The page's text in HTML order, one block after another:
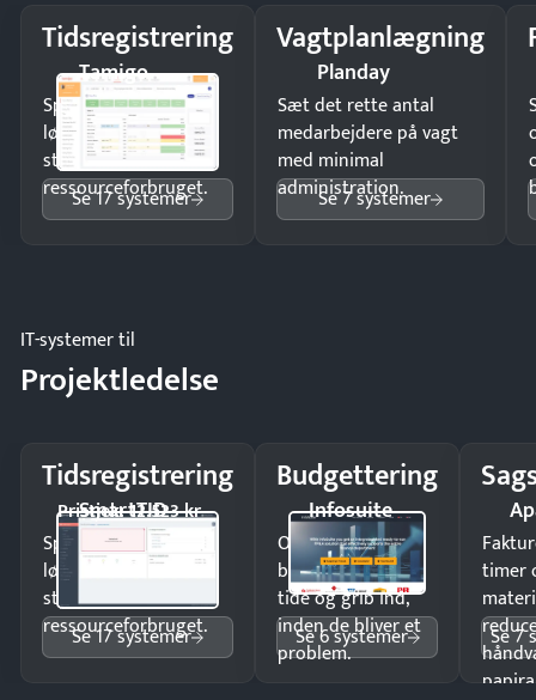
Tidsregistrering
Tamigo
Spar tid på
lønberegning og få
styr på
ressourceforbruget.
Se 17 systemer
Vagtplanlægning
Planday
Sæt det rette antal
medarbejdere på vagt
med minimal
administration.
Se 7 systemer
IT-systemer til
Projektledelse
Tidsregistrering
SmartTID
Pristjek: 12.523 kr
Spar tid på
lønberegning og få
styr på
ressourceforbruget.
Se 17 systemer
Budgettering
Infosuite
Opdag
budgetafvigelser i
tide og grib ind,
inden de bliver et
problem.
Se 6 systemer
timer
Se 7